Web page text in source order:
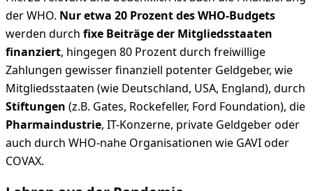
der WHO. Nur etwa 20 Prozent des WHO-Budgets
werden durch fixe Beiträge der Mitgliedsstaaten
finanziert, hingegen 80 Prozent durch freiwillige
Zahlungen gewisser finanziell potenter Geldgeber, wie
Mitgliedsstaaten (wie Deutschland, USA, England), durch
Stiftungen (z.B. Gates, Rockefeller, Ford Foundation), die
Pharmaindustrie, IT-Konzerne, private Geldgeber oder
auch durch WHO-nahe Organisationen wie GAVI oder
COVAX.